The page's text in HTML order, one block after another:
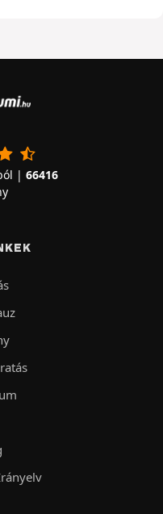
| 66416